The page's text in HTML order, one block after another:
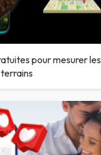
pour mesurer les